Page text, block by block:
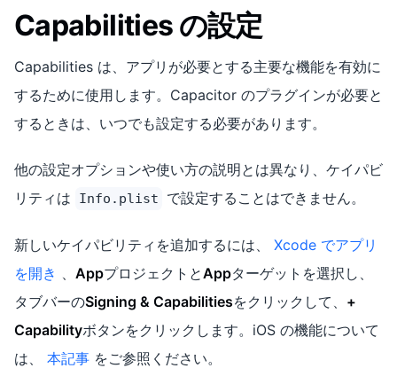
Capabilities の設定
Capabilities は、アプリが必要とする主要な機能を有効に
するために使用します。Capacitor のプラグインが必要と
するときは、いつでも設定する必要があります。
他の設定オプションや使い方の説明とは異なり、ケイパビ
リティは
Info.plist で設定することはできません。
新しいケイパビリティを追加するには、 Xcode でアプリ
を開き
AppプロジェクトとAppターゲットを選択し、
タブバーのSigning & Capabilitiesをクリックして、 +
Capabilityボタンをクリックします。iOS の機能について
は、 本記事 をご参照ください。